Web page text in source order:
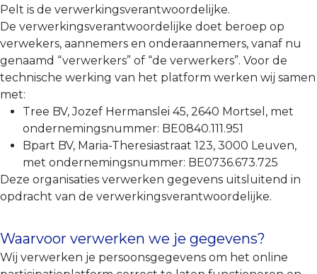
Pelt is de verwerkingsverantwoordelijke.
De verwerkingsverantwoordelijke doet beroep op
verwekers, aannemers en onderaannemers, vanaf nu
genaamd “verwerkers” of “de verwerkers”. Voor de
technische werking van het platform werken wij samen
met:
Tree BV, Jozef Hermanslei 45, 2640 Mortsel, met
ondernemingsnummer: BE0840.111.951
Bpart BV, Maria-Theresiastraat 123, 3000 Leuven,
met ondernemingsnummer: BE0736.673.725
Deze organisaties verwerken gegevens uitsluitend in
opdracht van de verwerkingsverantwoordelijke.
Waarvoor verwerken we je gegevens?
Wij verwerken je persoonsgegevens om het online